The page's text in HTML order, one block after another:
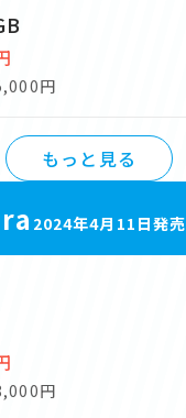
円
もっと見る
2024年4月11日発売
円